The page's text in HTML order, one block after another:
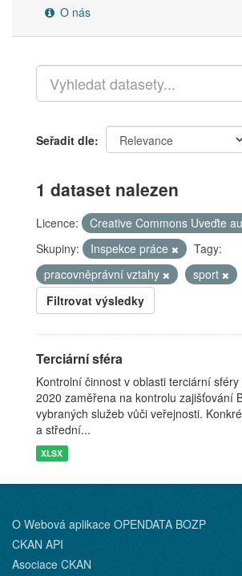
O nás
Seřadit dle
1 dataset nalezen
Licence:
Creative Commons Uveďte
Skupiny:
Inspekce práce
Tagy:
pracovněprávní vztahy
sport
Filtrovat výsledky
Terciární sféra
Kontrolní činnost v oblasti terciární
2020 zaměřena na kontrolu zajišťování
vybraných služeb vůči veřejnosti.
a střední...
XLSX
O Webová aplikace OPENDATA BOZP
CKAN API
Asociace CKAN